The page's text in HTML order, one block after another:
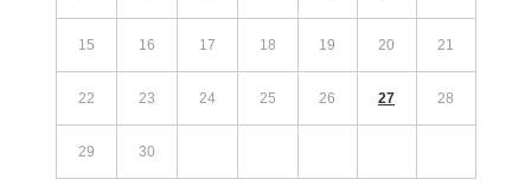
15 16 17 18 19 20 21
22 23 24 25 26 27 28
29 30